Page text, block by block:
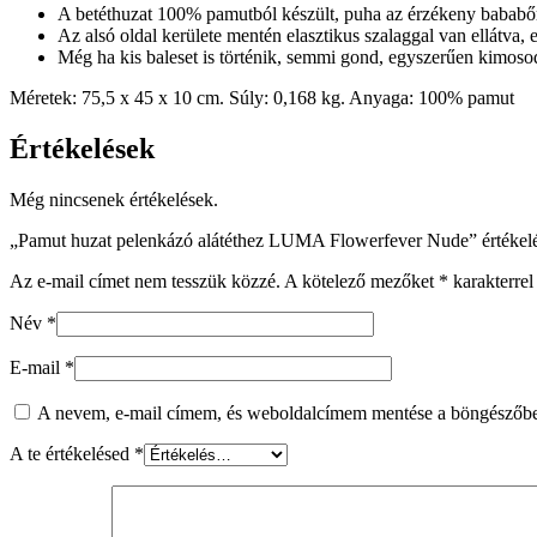
A betéthuzat 100% pamutból készült, puha az érzékeny
Az alsó oldal kerülete mentén elasztikus szalaggal van ellátva,
Még ha kis baleset is történik, semmi gond, egyszerűen
Méretek: 75,5 x 45 x 10 cm. Súly: 0,168 kg. Anyaga: 100% pamut
Értékelések
Még nincsenek értékelések.
„Pamut huzat pelenkázó alátéthez LUMA Flowerfever Nude”
Az e-mail címet nem tesszük közzé. A kötelező mezőket *
Név *
E-mail *
A nevem, e-mail címem, és weboldalcímem mentése a
A te értékelésed *